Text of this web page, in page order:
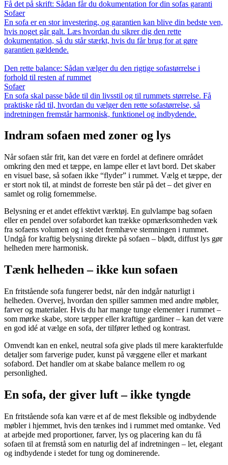
Få det på skrift: Sådan får du dokumentation for din sofas garanti
Sofaer
En sofa er en stor investering, og garantien kan blive din bedste ven,
hvis noget går galt. Læs hvordan du sikrer dig den rette
dokumentation, så du står stærkt, hvis du får brug for at gøre
garantien gældende.
Den rette balance: Sådan vælger du den rigtige sofastørrelse i
forhold til resten af rummet
Sofaer
En sofa skal passe både til din livsstil og til rummets størrelse. Få
praktiske råd til, hvordan du vælger den rette sofastørrelse, så
indretningen fremstår harmonisk, funktionel og indbydende.
Indram sofaen med zoner og lys
Når sofaen står frit, kan det være en fordel at definere området
omkring den med et tæppe, en lampe eller et lavt bord. Det skaber
en visuel base, så sofaen ikke “flyder” i rummet. Vælg et tæppe, der
er stort nok til, at mindst de forreste ben står på det – det giver en
samlet og rolig fornemmelse.
Belysning er et andet effektivt værktøj. En gulvlampe bag sofaen
eller en pendel over sofabordet kan trække opmærksomheden væk
fra sofaens volumen og i stedet fremhæve stemningen i rummet.
Undgå for kraftig belysning direkte på sofaen – blødt, diffust lys gør
helheden mere harmonisk.
Tænk helheden – ikke kun sofaen
En fritstående sofa fungerer bedst, når den indgår naturligt i
helheden. Overvej, hvordan den spiller sammen med andre møbler,
farver og materialer. Hvis du har mange tunge elementer i rummet –
som mørke skabe, store tæpper eller kraftige gardiner – kan det være
en god idé at vælge en sofa, der tilfører lethed og kontrast.
Omvendt kan en enkel, neutral sofa give plads til mere karakterfulde
detaljer som farverige puder, kunst på væggene eller et markant
sofabord. Det handler om at skabe balance mellem ro og
personlighed.
En sofa, der giver luft – ikke tyngde
En fritstående sofa kan være et af de mest fleksible og indbydende
møbler i hjemmet, hvis den tænkes ind i rummet med omtanke. Ved
at arbejde med proportioner, farver, lys og placering kan du få
sofaen til at fremstå som en naturlig del af indretningen – let, elegant
og indbydende i stedet for tung og dominerende.